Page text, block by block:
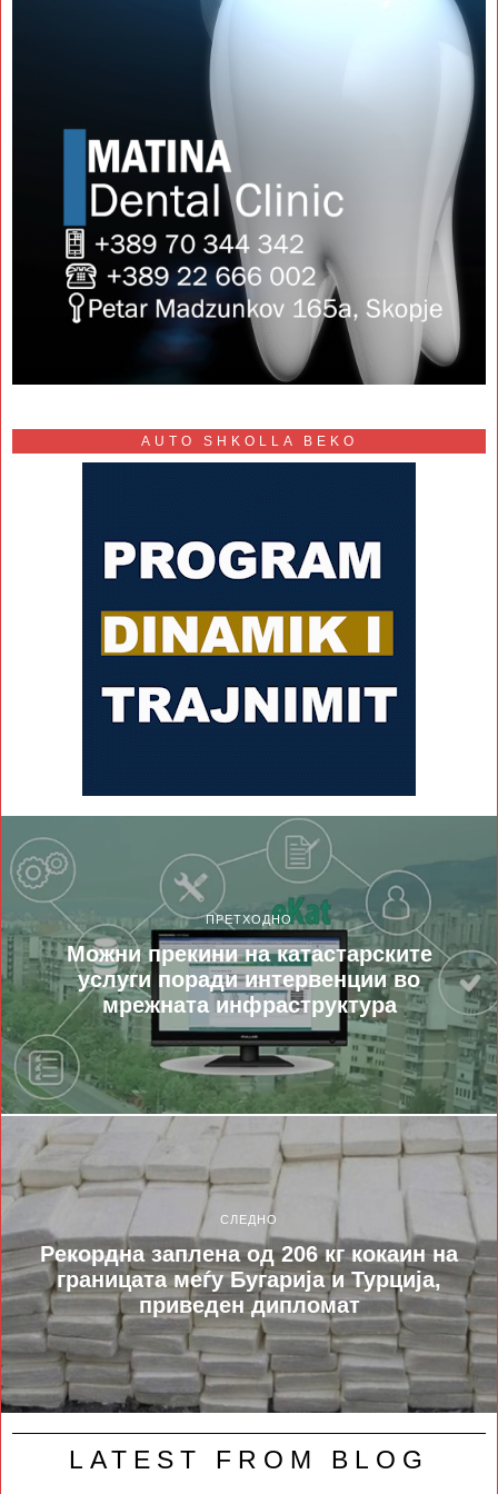
AUTO SHKOLLA BEKO
ПРЕТХОДНО
Можни прекини на катастарските
услуги поради интервенции во
мрежната инфраструктура
СЛЕДНО
Рекорднa запленa од 206 кг кокаин на
границата меѓу Бугарија и Турција,
приведен дипломат
LATEST FROM BLOG